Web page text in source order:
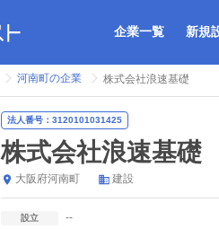
企業一覧 新規
河南町の企業 株式会社浪速基礎
法人番号：3120101031425
株式会社浪速基礎
大阪府河南町 建設
設立 --